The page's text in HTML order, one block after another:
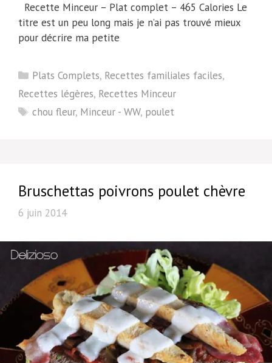
Recette Minceur – Plat complet – 465 Calories Le
titre est un peu long mais je n’ai pas trouvé mieux
pour décrire ma petite
Catégories
Plats Complets, Recettes familiales faciles,
Recettes légères, Recettes Minceur
Étiquettes
chou fleur, Minceur - WW, poulet
Bruschettas poivrons poulet chèvre
6 juin 2014